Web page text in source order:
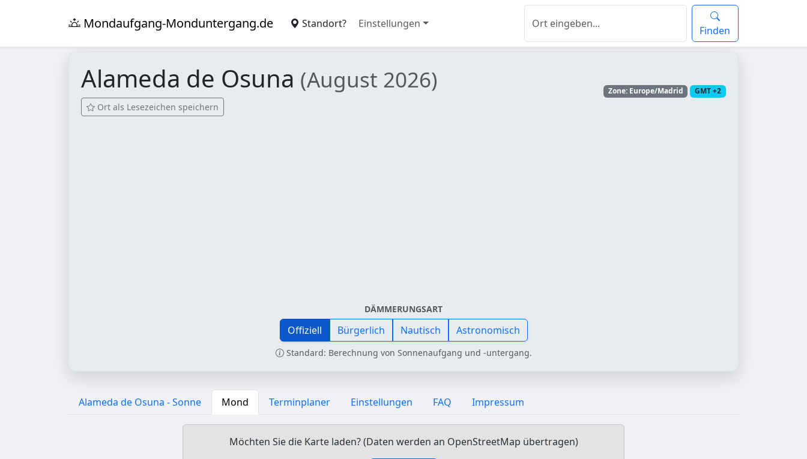
Mondaufgang-Monduntergang.de Standort? Einstellungen
Finden
Alameda de Osuna (August 2026)
Ort als Lesezeichen speichern
Zone: Europe/Madrid GMT +2
DÄMMERUNGSART
Offiziell Bürgerlich Nautisch Astronomisch
Standard: Berechnung von Sonnenaufgang und -untergang.
Alameda de Osuna - Sonne Mond Terminplaner Einstellungen FAQ Impressum
Möchten Sie die Karte laden? (Daten werden an OpenStreetMap übertragen)